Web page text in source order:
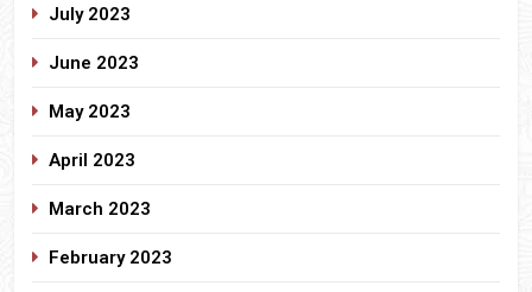
July 2023
June 2023
May 2023
April 2023
March 2023
February 2023